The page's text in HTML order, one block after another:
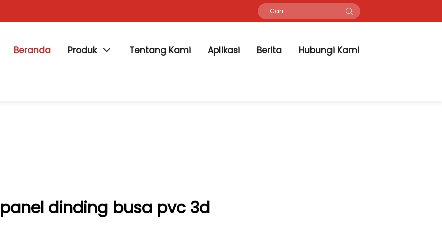
Beranda Produk Tentang Kami Aplikasi Berita Hubungi Kami
panel dinding busa pvc 3d